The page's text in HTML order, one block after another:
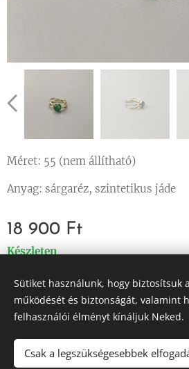
Méret: 55 (nem állítható)
Anyag: sárgaréz, szintetikus jáde
18 900 Ft
Készleten
© 2023 Minden jog
Az oldalt aWebnode
Sütiket használunk, hogy biztosítsuk
működését és biztonságát, valamint
felhasználói élményt kínáljuk Neked.
Csak a legszükségesebbek